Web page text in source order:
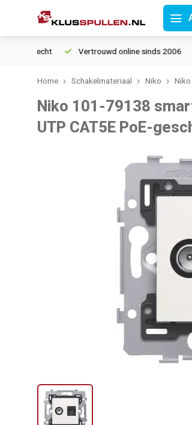
Vertrouwd online sinds 2006
Home Schakelmateriaal Niko
Niko 101-79138
UTP CAT5E PoE-